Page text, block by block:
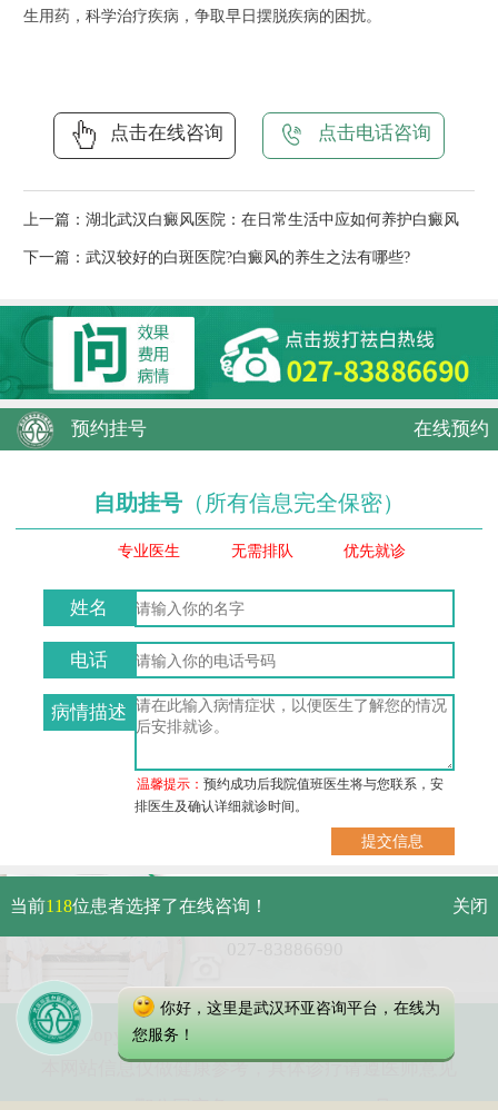
生用药，科学治疗疾病，争取早日摆脱疾病的困扰。
点击在线咨询 点击电话咨询
上一篇： 湖北武汉白癜风医院：在日常生活中应如何养护白癜风
下一篇： 武汉较好的白斑医院?白癜风的养生之法有哪些?
预约挂号 在线预约
自助挂号 （所有信息完全保密）
专业医生 无需排队 优先就诊
姓名
电话
病情描述
温馨提示：预约成功后我院值班医生将与您联系，安
排医生及确认详细就诊时间。
武汉市硚口区解放大道479号
免费电话：
Copyright 2023 武汉环亚中医白癜风医院
本网站信息仅做健康参考，具体诊疗请遵医师意见
当前118位患者选择了在线咨询！ 关闭
你好，这里是武汉环亚咨询平台，在线为
您服务！